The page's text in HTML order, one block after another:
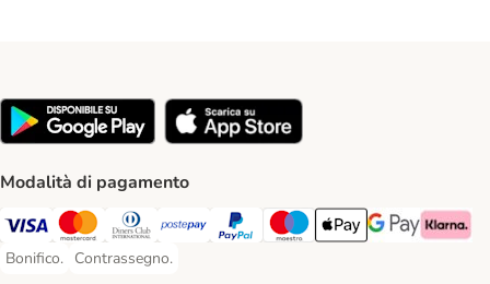
Modalità di pagamento
Visa. Payment Method
Mastercard. Payment Method
Diners Club. Payment Method
Postepay. Payment Method
PayPal. Payment Method
Maestro. Payment Method
Apple pay. Payment
Google Pay
Klarna
Bonifico.
Bonifico. Payment Method
Contrassegno.
Contrassegno. Payment Method